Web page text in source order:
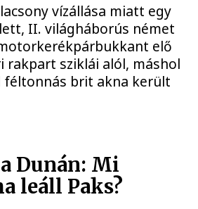
vízállása miatt egy
II. világháborús német
elő
rakpart sziklái alól, máshol
féltonnás brit akna került
Dunán: Mi
leáll Paks?